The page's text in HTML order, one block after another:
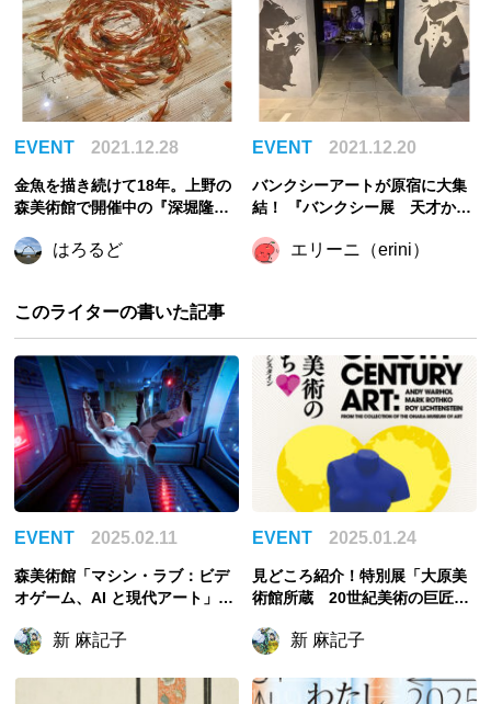
EVENT 2021.12.28
金魚を描き続けて18年。上野の
森美術館で開催中の『深堀隆介
ート
はろるど
EVENT 2021.12.20
バンクシーアートが原宿に大集
結！ 『バンクシー展 天才か反
エリーニ（erini）
このライターの書いた記事
EVENT 2025.02.11
森美術館「マシン・ラブ：ビデ
オゲーム、AI と現代アート」の
が重なりあう
新 麻記子
EVENT 2025.01.24
見どころ紹介！特別展「大原美
術館所蔵 20世紀美術の巨匠た
キテンスタイン」
新 麻記子